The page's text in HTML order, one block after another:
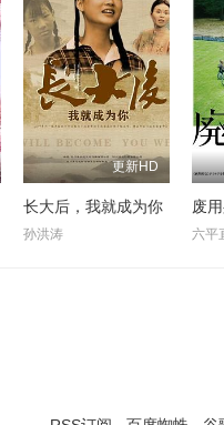
更新HD
长大后，我就成为你
孙洪涛
废